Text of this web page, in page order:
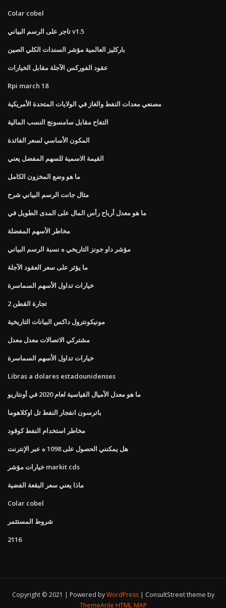
Colar cobel
تاجر على الرسم البياني v1.5
باركليز العالمية مؤشر السندات الكلي الصين
عقود الفوركس الآجلة مقابل الخيارات
Rpi march 18
مصنعي معدات النفط والغاز في الولايات المتحدة الأمريكية
التفاح مقابل سامسونج النسب المالية
المكون الأساسي لسعر الفائدة
القيمة الاسمية للسهم المفضل يعني
ما هو وضع المخزون الكامل
مثال جانت الرسم البياني شرح
ما هو معدل أرباح رأس المال على المدى الطويل في
مخاطر الأسهم المفضلة
مؤشر داو جونز التاريخي ه نسبة الرسم البياني
ما يؤثر على سعر العقود الآجلة
خيارات تداول الأسهم السماسرة
تجارة القطن 2
مونيكونترول داكس البيانات التاريخية
مشتركي الاتصالات معدل معدل
خيارات تداول الأسهم السماسرة
Libras a dolares estadounidenses
ما هو معدل الأميال القياسية لعام 2020 في أونتاريو
باترسون انفجار النفط تل اوكلاهوما
مخاطر استخدام النفط كوقود
هل يمكنني الحصول على 1098 ه عبر الإنترنت
خيارات مؤشر markit cds
ماذا يعني سعر البقعة الفضية
Colar cobel
شروط المستثمر
2116
Copyright © 2021 | Powered byWordPress
ConsultStreet theme by
ThemeArile HTML MAP